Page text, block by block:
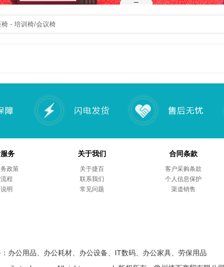
- 培训椅/会议椅
务
政策
程
明
关于我们
关于捷百
联系我们
常见问题
合同条款
客户采购条款
个人信息保护
渠道销售
办公用品、办公耗材、办公设备、IT数码、办公家具、劳保用品